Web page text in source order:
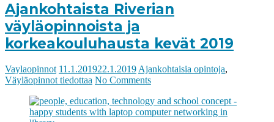
Ajankohtaista Riverian
väyläopinnoista ja
korkeakouluhausta kevät 2019
Vaylaopinnot 11.1.201922.1.2019Ajankohtaisia opintoja,
Väyläopinnot tiedottaa No Comments